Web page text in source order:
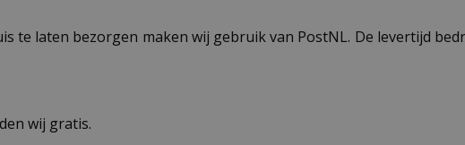
te laten bezorgen maken wij gebruik van PostNL. De levertijd
wij gratis.